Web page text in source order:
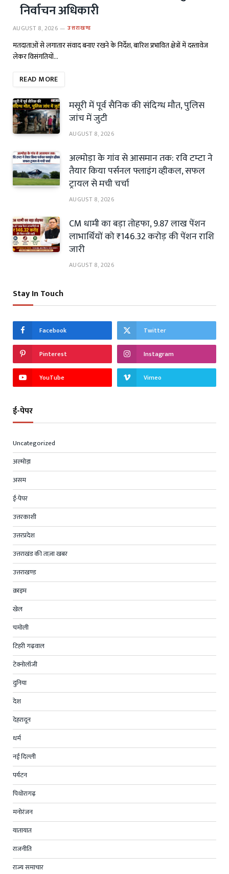
निर्वाचन अधिकारी
AUGUST 8, 2026 उत्तराखण्ड
मतदाताओं से लगातार संवाद बनाए रखने के निर्देश, बारिश प्रभावित क्षेत्रों में दस्तावेज
लेकर विसंगतियों…
READ MORE
मसूरी में पूर्व सैनिक की संदिग्ध मौत, पुलिस
जांच में जुटी
AUGUST 8, 2026
अल्मोड़ा के गांव से आसमान तक: रवि टम्टा ने
तैयार किया पर्सनल फ्लाइंग व्हीकल, सफल
ट्रायल से मची चर्चा
AUGUST 8, 2026
CM धामी का बड़ा तोहफा, 9.87 लाख पेंशन
लाभार्थियों को ₹146.32 करोड़ की पेंशन राशि
जारी
AUGUST 8, 2026
Stay In Touch
Facebook Twitter
Pinterest Instagram
YouTube Vimeo
ई-पेपर
Uncategorized
अल्मोड़ा
असम
ई-पेपर
उत्तरकाशी
उत्तरप्रदेश
उत्तराखंड की ताज़ा खबर
उत्तराखण्ड
क्राइम
खेल
चमोली
टिहरी गढ़वाल
टेक्नोलॉजी
दुनिया
देश
देहरादून
धर्म
नई दिल्ली
पर्यटन
पिथोरागढ़
मनोरंजन
यातायात
राजनीति
राज्य समाचार